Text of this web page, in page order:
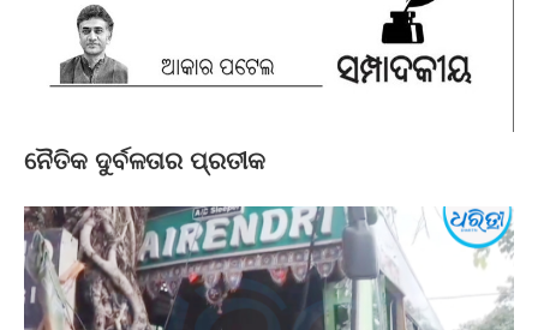
ନୈତିକ ଦୁର୍ବଳତାର ପ୍ରତୀକ